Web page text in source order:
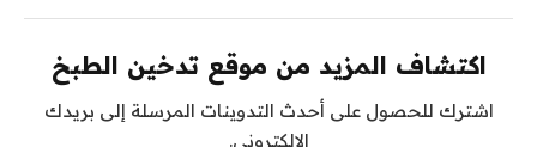
اكتشاف المزيد من موقع تدخين الطبخ
اشترك للحصول على أحدث التدوينات المرسلة إلى بريدك
الإلكتروني.